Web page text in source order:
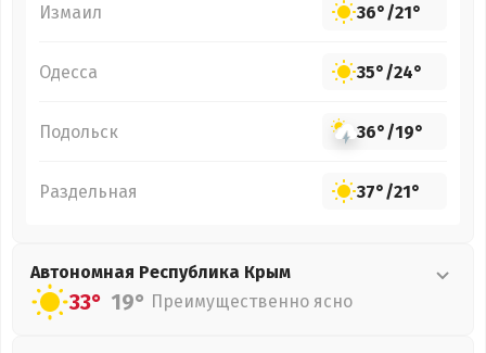
Измаил 36°/21°
Одесса 35°/24°
Подольск 36°/19°
Раздельная 37°/21°
Автономная Республика Крым
33° 19° Преимущественно ясно